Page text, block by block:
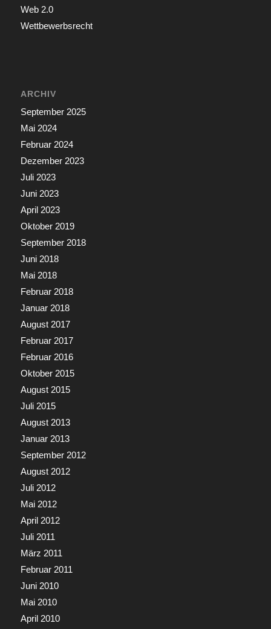
Web 2.0
Wettbewerbsrecht
ARCHIV
September 2025
Mai 2024
Februar 2024
Dezember 2023
Juli 2023
Juni 2023
April 2023
Oktober 2019
September 2018
Juni 2018
Mai 2018
Februar 2018
Januar 2018
August 2017
Februar 2017
Februar 2016
Oktober 2015
August 2015
Juli 2015
August 2013
Januar 2013
September 2012
August 2012
Juli 2012
Mai 2012
April 2012
Juli 2011
März 2011
Februar 2011
Juni 2010
Mai 2010
April 2010